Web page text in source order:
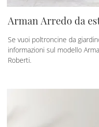
Arman Arredo da
Se vuoi poltroncine da
informazioni sul modello
Roberti.